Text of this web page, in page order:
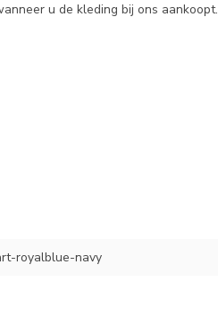
u de kleding bij ons aankoopt.
royalblue-navy